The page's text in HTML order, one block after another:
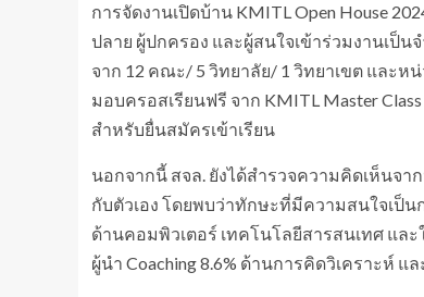
การจัดงานเปิดบ้าน KMITL Open House
ปลาย ผู้ปกครอง และผู้สนใจเข้าร่วมงานเป็
จาก 12 คณะ/ 5 วิทยาลัย/ 1 วิทยาเขต และห
มอบครอสเรียนฟรี จาก KMITL Master
สำหรับยื่นสมัครเข้าเรียน
นอกจากนี้ สจล. ยังได้สำรวจความคิดเห็นจา
กับตัวเอง โดยพบว่าทักษะที่มีความสนใจเป็
ด้านคอมพิวเตอร์ เทคโนโลยีสารสนเทศ แล
ผู้นำ Coaching 8.6% ด้านการคิดวิเคราะห์ แ